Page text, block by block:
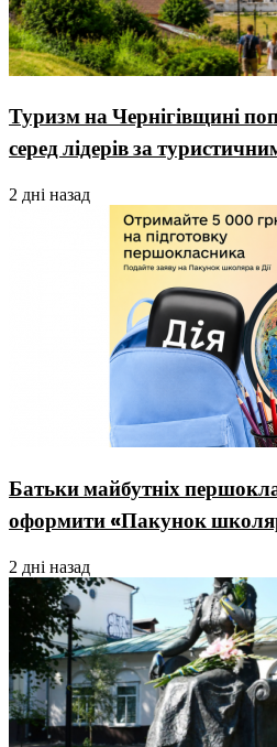
Туризм на Чернігівщині
серед лідерів за
2 дні назад
Батьки майбутніх
оформити «Пакунок
2 дні назад